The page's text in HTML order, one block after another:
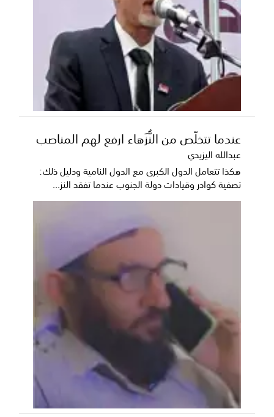
عندما تتخلّص من النُّزَهاء ارفع لهم المناصب
عبدالله اليزيدي
هكذا تتعامل الدول الكبرى مع الدول النامية ودليل ذلك:
تصفية كوادر وقيادات دولة الجنوب عندما تفقد النز...